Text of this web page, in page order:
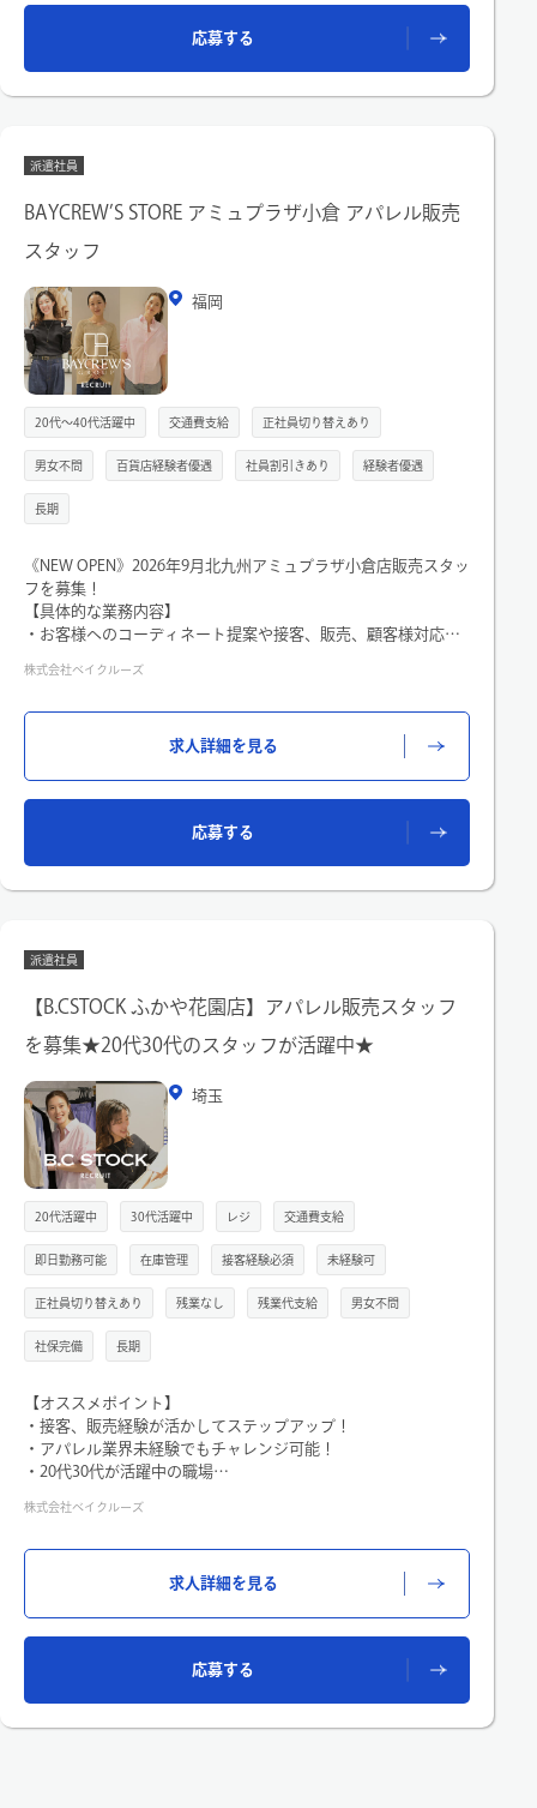
応募する
派遣社員
BAYCREW’S STORE アミュプラザ小倉 アパレル販売
スタッフ
福岡
20代～40代活躍中 交通費支給 正社員切り替えあり
男女不問 百貨店経験者優遇 社員割引きあり 経験者優遇
長期
《NEW OPEN》2026年9月北九州アミュプラザ小倉店販売スタッ
フを募集！
【具体的な業務内容】
・お客様へのコーディネート提案や接客、販売、顧客様対応
・スタイリングスナップ撮影、ブログ作成
株式会社ベイクルーズ
求人詳細を見る
応募する
派遣社員
【B.CSTOCK ふかや花園店】アパレル販売スタッフ
を募集★20代30代のスタッフが活躍中★
埼玉
20代活躍中 30代活躍中 レジ 交通費支給
即日勤務可能 在庫管理 接客経験必須 未経験可
正社員切り替えあり 残業なし 残業代支給 男女不問
社保完備 長期
【オススメポイント】
・接客、販売経験が活かしてステップアップ！
・アパレル業界未経験でもチャレンジ可能！
・20代30代が活躍中の職場
・ベイクルーズのブランドで社員割引の利用が可能
・納品、検品、出荷業務、電話対応など
株式会社ベイクルーズ
求人詳細を見る
応募する